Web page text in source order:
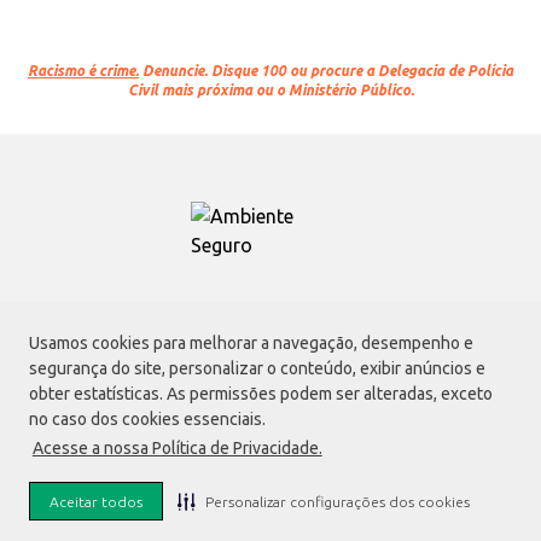
Usamos cookies para melhorar a navegação, desempenho e
segurança do site, personalizar o conteúdo, exibir anúncios e
obter estatísticas. As permissões podem ser alteradas, exceto
no caso dos cookies essenciais.
Acesse a nossa Política de Privacidade.
Aceitar todos Personalizar configurações dos cookies
Racismo é crime. Denuncie. Disque 100 ou procure a Delegacia de Polícia
Civil mais próxima ou o Ministério Público.
Atacadão S.A.
Avenida Morvan Dias de Figueiredo, 6169, Vila Maria, São Paulo - SP | CEP
02170-901 | CNPJ: 75.315.333/0001-09
Envio de documentos administrativos e jurídicos:
02170-901
faleconosco@atacadao.com.br